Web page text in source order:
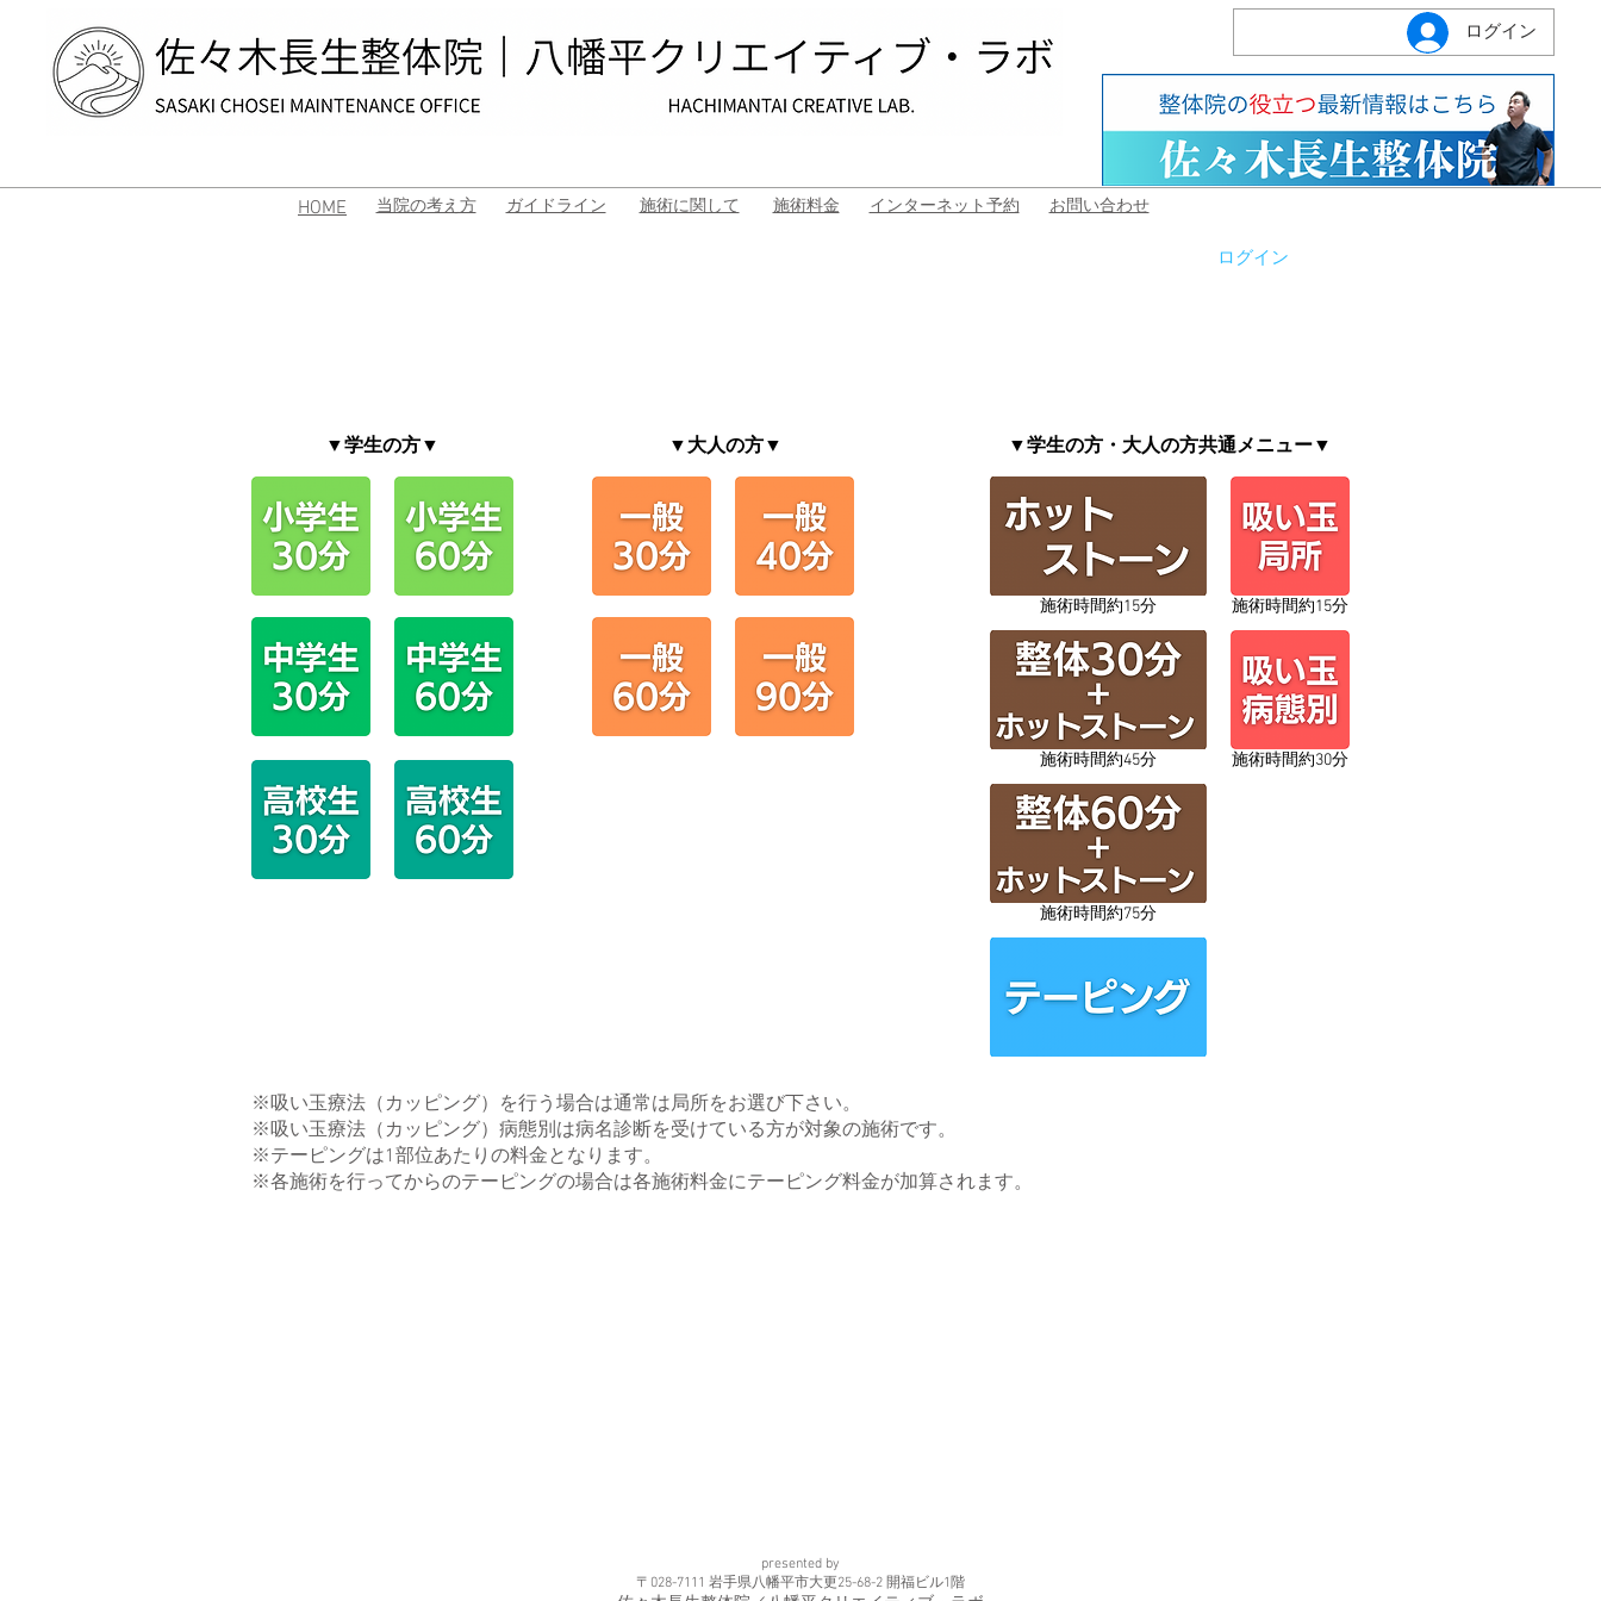
ログイン
HOME 当院の考え方 ガイドライン 施術に関して 施術料金 インターネット予約 お問い合わせ
ログイン
​▼学生の方▼ ​▼大人の方▼ ▼​学生の方・大人の方共通メニュー▼
施術時間約15分
施術時間約45分
施術時間約15分
​施術時間約30分
施術時間約75分
※吸い玉療法（カッピング）を行う場合は通常は局所をお選び下さい。
​※吸い玉療法（カッピング）病態別は病名診断を受けている方が対象の施術です。
※テーピングは1部位あたりの料金となります。
​※各施術を行ってからのテーピングの場合は各施術料金にテーピング料金が加算されます。
presented by
〒028-7111 岩手県八幡平市大更25-68-2 開福ビル1階